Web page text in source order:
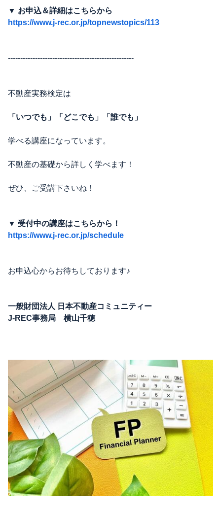
▼ お申込＆詳細はこちらから
https://www.j-rec.or.jp/topnewstopics/113
---------------------------------------------------
不動産実務検定は
「いつでも」「どこでも」「誰でも」
学べる講座になっています。
不動産の基礎から詳しく学べます！
ぜひ、ご受講下さいね！
▼ 受付中の講座はこちらから！
https://www.j-rec.or.jp/schedule
お申込心からお待ちしております♪
一般財団法人 日本不動産コミュニティー
J-REC事務局 横山千穂